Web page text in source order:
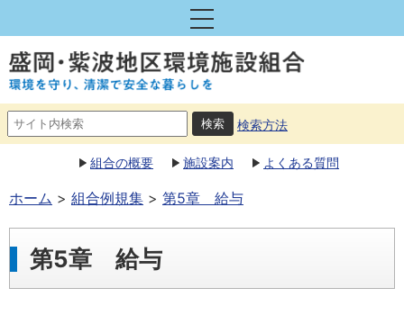
検索方法
組合の概要 施設案内 よくある質問
ホーム 組合例規集 第5章 給与
第5章 給与